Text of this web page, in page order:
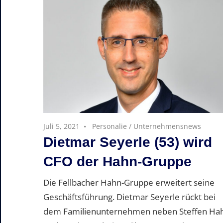
Juli 5, 2021 Personalie / Unternehmensnews
Dietmar Seyerle (53) wird
CFO der Hahn-Gruppe
Die Fellbacher Hahn-Gruppe erweitert seine
Geschäftsführung. Dietmar Seyerle rückt bei
dem Familienunternehmen neben Steffen